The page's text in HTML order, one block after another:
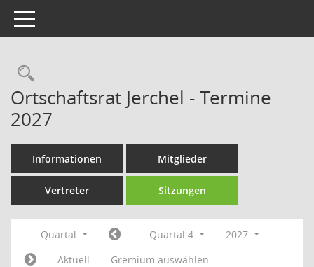
Toggle navigation
Rechercheauswahl
Ortschaftsrat Jerchel - Termine
2027
Informationen Mitglieder
Vertreter Sitzungen
Quartal Quartal 4
2027
Aktuell
Gremium auswählen